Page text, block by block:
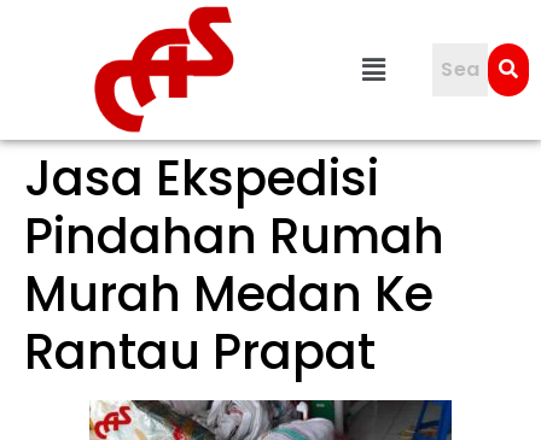
Jasa Ekspedisi
Pindahan Rumah
Murah Medan Ke
Rantau Prapat